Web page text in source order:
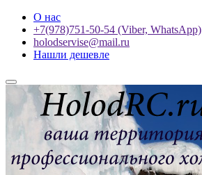
О нас
+7(978)751-50-54 (Viber, WhatsApp)
holodservise@mail.ru
Нашли дешевле